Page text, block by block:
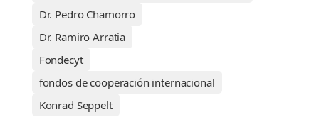
Dr. Pedro Chamorro
Dr. Ramiro Arratia
Fondecyt
fondos de cooperación internacional
Konrad Seppelt